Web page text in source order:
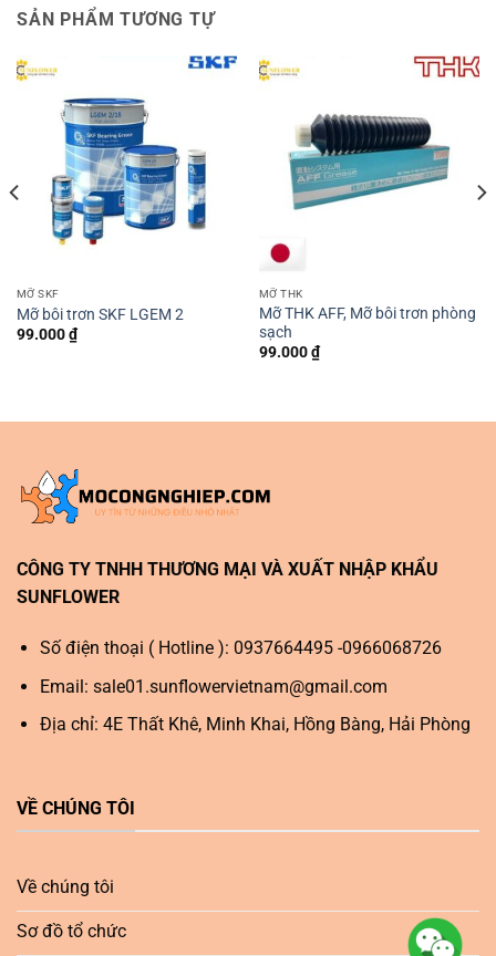
SẢN PHẨM TƯƠNG TỰ
MỠ SKF
Mỡ bôi trơn SKF LGEM 2
99.000₫
MỠ THK
Mỡ THK AFF, Mỡ bôi trơn phòng
sạch
99.000₫
CÔNG TY TNHH THƯƠNG MẠI VÀ XUẤT NHẬP KHẨU
SUNFLOWER
Số điện thoại ( Hotline ): 0937664495 -0966068726
Email: sale01.sunflowervietnam@gmail.com
Địa chỉ: 4E Thất Khê, Minh Khai, Hồng Bàng, Hải Phòng
VỀ CHÚNG TÔI
Về chúng tôi
Sơ đồ tổ chức